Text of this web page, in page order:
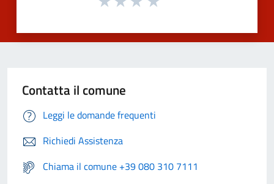
Contatta il comune
Leggi le domande frequenti
Richiedi Assistenza
Chiama il comune +39 080 310 7111